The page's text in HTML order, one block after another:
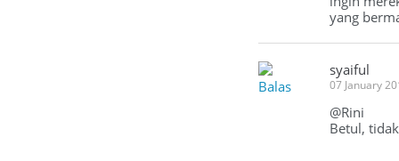
yang
Balas
syaiful
07 January
@Rini
Betul,